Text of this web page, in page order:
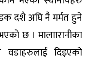
दशै अघि नै मर्मत हुने
छ । मालाारानीका
दिइएको